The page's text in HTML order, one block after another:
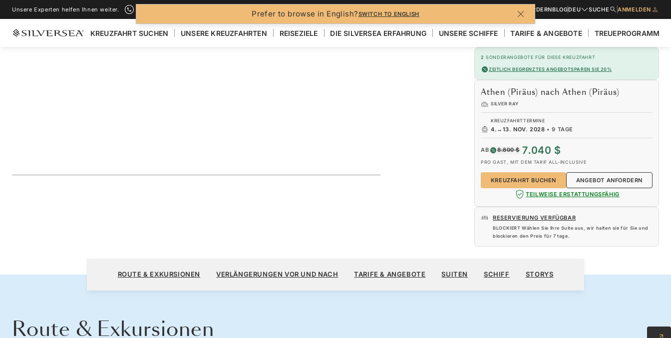
Prefer to browse in English?SWITCH TO ENGLISH
Unsere Experten helfen Ihnen weiter. ANGEBOT ANFORDERNBLOGDEU SUCHE ANMELDEN
KREUZFAHRT SUCHEN UNSERE KREUZFAHRTEN REISEZIELE DIE SILVERSEA ERFAHRUNG UNSERE SCHIFFE TARIFE & ANGEBOTE TREUEPROGRAMM
2 SONDERANGEBOTE FÜR DIESE KREUZFAHRT
ZEITLICH BEGRENZTES ANGEBOTSPAREN SIE 20%
Athen (Piräus) nach Athen (Piräus)
SILVER RAY
KREUZFAHRTTERMINE
4. → 13. NOV. 2028 •9 TAGE
AB 8.800 $ 7.040 $
PRO GAST, MIT DEM TARIF ALL-INCLUSIVE
KREUZFAHRT BUCHEN
ANGEBOT ANFORDERN
TEILWEISE ERSTATTUNGSFÄHIG
RESERVIERUNG VERFÜGBAR
BLOCKIERT Wählen Sie Ihre Suite aus, wir halten sie für Sie und
blockieren den Preis für 7 tage.
Athen (Piräus) nach Athen (Piräus)
9 TAGE
PRO GAST, MIT DEM TARIF ALL-INCLUSIVE
KREUZFAHRT BUCHEN
ROUTE & EXKURSIONEN VERLÄNGERUNGEN VOR UND NACH TARIFE & ANGEBOTE SUITEN SCHIFF STORYS
Route & Exkursionen